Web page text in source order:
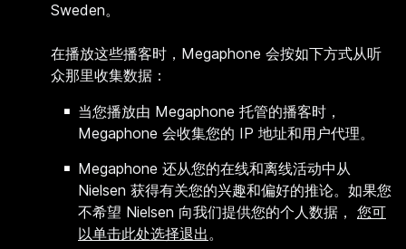
Sweden。
在播放这些播客时，Megaphone 会按如下方式从听
众那里收集数据：
当您播放由 Megaphone 托管的播客时，
Megaphone 会收集您的 IP 地址和用户代理。
Megaphone 还从您的在线和离线活动中从
Nielsen 获得有关您的兴趣和偏好的推论。如果您
不希望 Nielsen 向我们提供您的个人数据， 您可
以单击此处选择退出。